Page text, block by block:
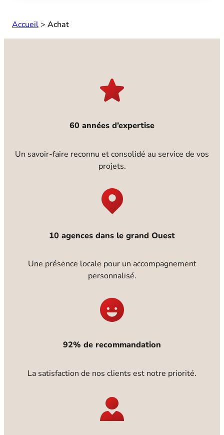
Accueil > Achat
60 années d’expertise
Un savoir-faire reconnu et consolidé au service de vos
projets.
10 agences dans le grand Ouest
Une présence locale pour un accompagnement
personnalisé.
92% de recommandation
La satisfaction de nos clients est notre priorité.